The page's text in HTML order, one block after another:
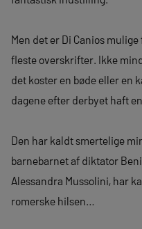
Men det er Di Canios
fleste overskrifter. Ikke
det koster en bøde eller en
dagene efter derbyet haft
Den har kaldt smertelige
barnebarnet af diktator
Alessandra Mussolini, har
romerske hilsen…